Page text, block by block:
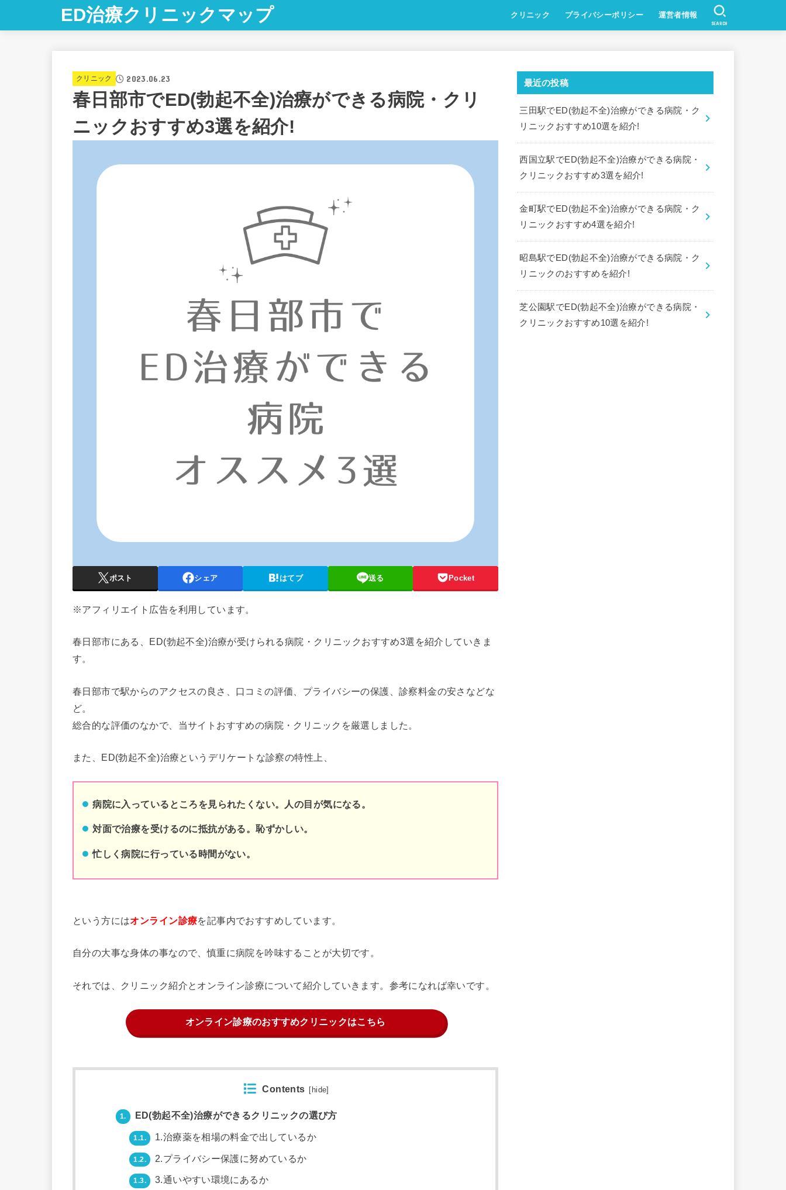
ED治療クリニックマップ クリニック プライバシーポリシー 運営者情報
SEARCH
クリニック 2023.06.23
春日部市でED(勃起不全)治療ができる病院・クリ
ニックおすすめ3選を紹介!
ポスト シェア はてブ 送る Pocket
※アフィリエイト広告を利用しています。
春日部市にある、ED(勃起不全)治療が受けられる病院・クリニックおすすめ3選を紹介していきま
す。
春日部市で駅からのアクセスの良さ、口コミの評価、プライバシーの保護、診察料金の安さなどな
ど。
総合的な評価のなかで、当サイトおすすめの病院・クリニックを厳選しました。
また、ED(勃起不全)治療というデリケートな診察の特性上、
病院に入っているところを見られたくない。人の目が気になる。
対面で治療を受けるのに抵抗がある。恥ずかしい。
忙しく病院に行っている時間がない。
という方にはオンライン診療を記事内でおすすめしています。
自分の大事な身体の事なので、慎重に病院を吟味することが大切です。
それでは、クリニック紹介とオンライン診療について紹介していきます。参考になれば幸いです。
オンライン診療のおすすめクリニックはこちら
Contents hide
1. ED(勃起不全)治療ができるクリニックの選び方
1.1. 1.治療薬を相場の料金で出しているか
1.2. 2.プライバシー保護に努めているか
1.3. 3.通いやすい環境にあるか
最近の投稿
三田駅でED(勃起不全)治療ができる病院・ク
リニックおすすめ10選を紹介!
西国立駅でED(勃起不全)治療ができる病院・
クリニックおすすめ3選を紹介!
金町駅でED(勃起不全)治療ができる病院・ク
リニックおすすめ4選を紹介!
昭島駅でED(勃起不全)治療ができる病院・ク
リニックのおすすめを紹介!
芝公園駅でED(勃起不全)治療ができる病院・
クリニックおすすめ10選を紹介!